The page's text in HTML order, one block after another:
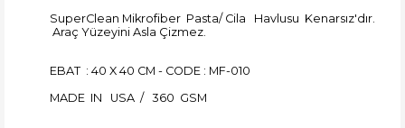
SuperClean Mikrofiber Pasta/ Cila Havlusu Kenarsız'dır.
Araç Yüzeyini Asla Çizmez.
EBAT : 40 X 40 CM - CODE : MF-010
MADE IN USA / 360 GSM